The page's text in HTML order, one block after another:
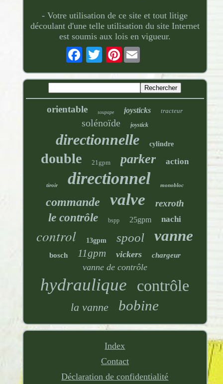
- Votre utilisation de ce site et tout litige
découlant d'une telle utilisation du site Internet
est soumis aux lois en vigueur.
Pinterest
orientable soupape joysticks tracteur
solénoïde joystick
directionnelle cylindre
double 21gpm parker action
tiroir directionnel monobloc
commande valve rexroth
le contrôle bspp 25gpm nachi
control 13gpm spool vanne
bosch 11gpm vickers chargeur
vanne de contrôle
hydraulique contrôle
la vanne bobine
Index
Contact
Déclaration de confidentialité